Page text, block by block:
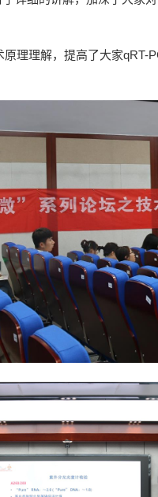
理理解，提高了大家qRT-